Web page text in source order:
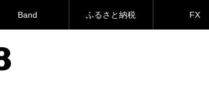
Band ふるさと納税 FX